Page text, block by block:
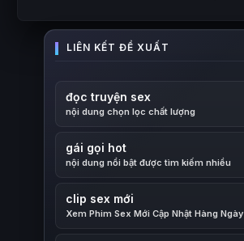
đọc truyện sex
nội dung chọn lọc chất lượng
gái gọi hot
nội dung nổi bật được tìm kiếm nhiều
clip sex mới
Xem Phim Sex Mới Cập Nhật Hàng Ngày